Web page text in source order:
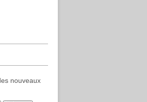
nouveaux